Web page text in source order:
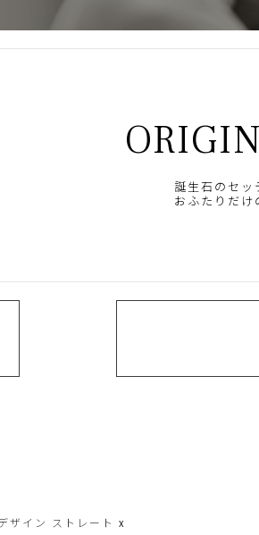
誕生石のセッ
おふたりだけ
ザイン ストレート x